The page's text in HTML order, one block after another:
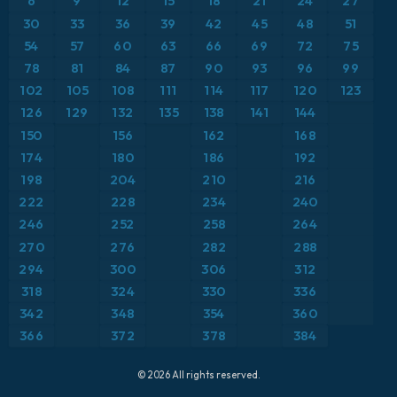
ICON Alemania 2 km
Caribe
Escandinavia
Estados Unidos
Europa
Francia
Grecia
Islandia
Anomalía de temperatura a 850 hPa
CAPE
Precipitación, nubes y presión
Profundidad de nieve
Punto de rocío a 2 m
Ráfagas de Viento Máximas
Ráfagas de viento
30 33 36 39 42 45 48
51
54
57 60 63 66 69 72 75
78 81 84 87 90 93 96
99
102
105 108 111 114 117 120
123
126
129 132 135 138 141
144
150
156 162
168
174
180 186
192
198
204 210 216
222 228 234 240
246 252 258
264
270
276 282
288
294
300 306
312
318
324 330 336
342 348 354 360
366 372 378 384
© 2026 All rights reserved.